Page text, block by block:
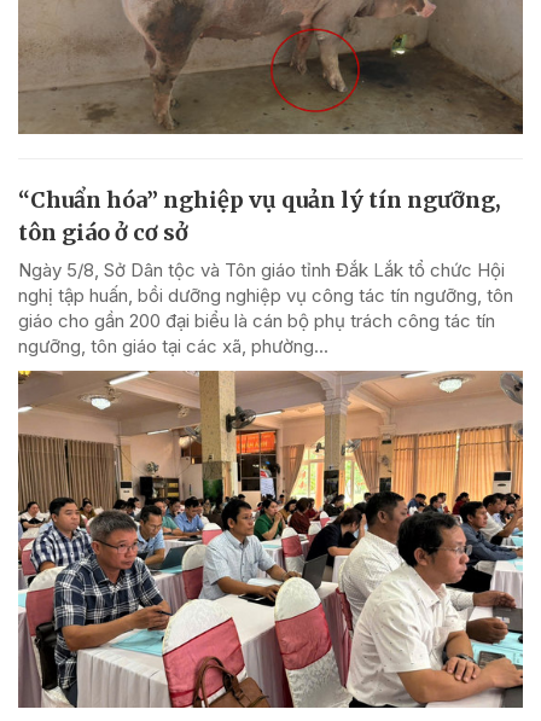
“Chuẩn hóa” nghiệp vụ quản lý tín ngưỡng,
tôn giáo ở cơ sở
Ngày 5/8, Sở Dân tộc và Tôn giáo tỉnh Đắk Lắk tổ chức Hội
nghị tập huấn, bồi dưỡng nghiệp vụ công tác tín ngưỡng, tôn
giáo cho gần 200 đại biểu là cán bộ phụ trách công tác tín
ngưỡng, tôn giáo tại các xã, phường...